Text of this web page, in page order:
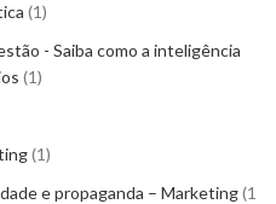
1
- Saiba como a inteligência
1
1
e propaganda – Marketing 1